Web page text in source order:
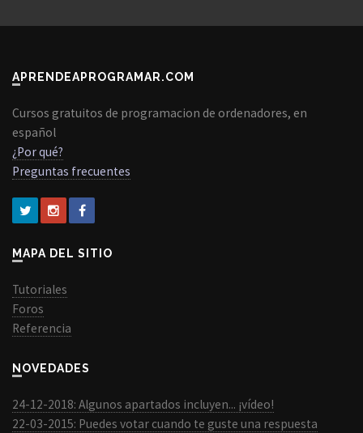
APRENDEAPROGRAMAR.COM
Cursos gratuitos de programacion de ordenadores, en
español
¿Por qué?
Preguntas frecuentes
MAPA DEL SITIO
Tutoriales
Foros
Referencia
NOVEDADES
24-12-2018: Algunos apartados incluyen... ¡vídeo!
22-03-2015: Puedes votar cuando te guste una respuesta